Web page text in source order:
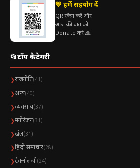
💛 हमें सहयोग दें
QR स्कैन करें और
आज की बात को
Donate करें 🙏
📂टॉप कैटेगरी
❯राजनीति(41)
❯अन्य(40)
❯व्यवसाय(37)
❯मनोरंजन(31)
❯खेल(31)
❯हिंदी समाचार(28)
❯टैकनोलजी(24)